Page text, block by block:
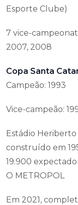
Esporte Clube)
7 vice-
2007, 2008
Copa Santa
Campeão: 1993
Vice-campeão:
Estádio
construído em
19.900
O METROPOL
Em 2021,